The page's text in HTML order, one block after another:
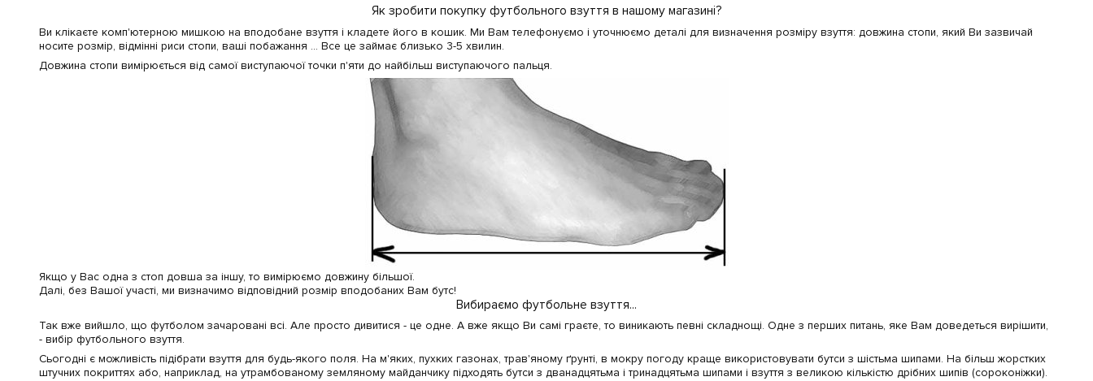
Як зробити покупку футбольного взуття в нашому магазині?
Ви клікаєте комп'ютерною мишкою на вподобане взуття і кладете його в кошик. Ми Вам телефонуємо і уточнюємо деталі для визначення розміру взуття: довжина стопи, який Ви зазвичай
носите розмір, відмінні риси стопи, ваші побажання ... Все це займає близько 3-5 хвилин.
Довжина стопи вимірюється від самої виступаючої точки п'яти до найбільш виступаючого пальця.
Якщо у Вас одна з стоп довша за іншу, то вимірюємо довжину більшої.
Далі, без Вашої участі, ми визначимо відповідний розмір вподобаних Вам бутс!
Вибираємо футбольне взуття...
Так вже вийшло, що футболом зачаровані всі. Але просто дивитися - це одне. А вже якщо Ви самі граєте, то виникають певні складнощі. Одне з перших питань, яке Вам доведеться вирішити,
- вибір футбольного взуття.
Сьогодні є можливість підібрати взуття для будь-якого поля. На м'яких, пухких газонах, трав'яному ґрунті, в мокру погоду краще використовувати бутси з шістьма шипами. На більш жорстких
штучних покриттях або, наприклад, на утрамбованому земляному майданчику підходять бутси з дванадцятьма і тринадцятьма шипами і взуття з великою кількістю дрібних шипів (сороконіжки).